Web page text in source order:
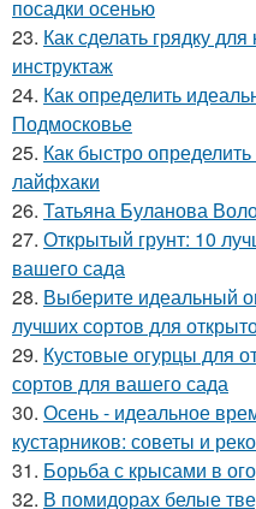
посадки осенью
23. Как сделать грядку
инструктаж
24. Как определить
Подмосковье
25. Как быстро
лайфхаки
26. Татьяна Буланова
27. Открытый грунт: 10
вашего сада
28. Выберите идеальный
лучших сортов для
29. Кустовые огурцы для
сортов для вашего сада
30. Осень - идеальное
кустарников: советы и
31. Борьба с крысами в
32. В помидорах белые